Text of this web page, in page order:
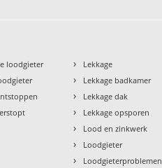
loodgieter › Lekkage
› Lekkage badkamer
› Lekkage dak
› Lekkage opsporen
› Lood en zinkwerk
› Loodgieter
› Loodgieterproblemen